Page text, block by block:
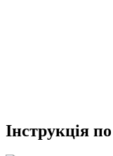
Інструкція